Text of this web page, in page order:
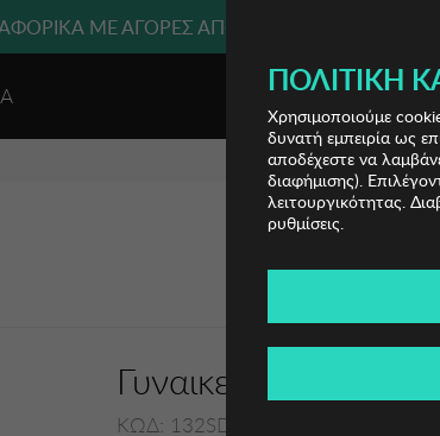
ΜΕ ΑΓΟΡΕΣ ΑΠΌ 49€ ΚΑΙ ΆΝΩ!
Γυναικείο Κολιέ Sadie
ΚΩΔ: 132SDE2954
ΠΟΛΙΤΙΚΉ
Χρησιμοποιούμε
δυνατή εμπειρία ως
αποδέχεστε να
διαφήμισης).
λειτουργικότητας.
ρυθμίσεις.